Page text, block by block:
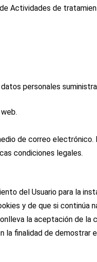
Actividades de
personales
de correo electrónico.
condiciones legales.
del Usuario para la
y de que si continúa
la aceptación de la
la finalidad de demostrar